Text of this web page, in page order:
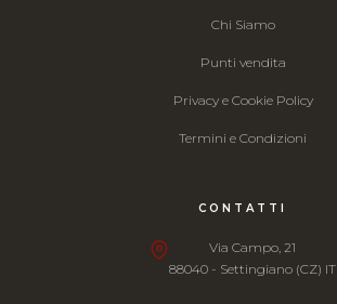
Chi Siamo
Punti vendita
Privacy e Cookie Policy
Termini e Condizioni
CONTATTI
Via Campo, 21
88040 - Settingiano (CZ) IT